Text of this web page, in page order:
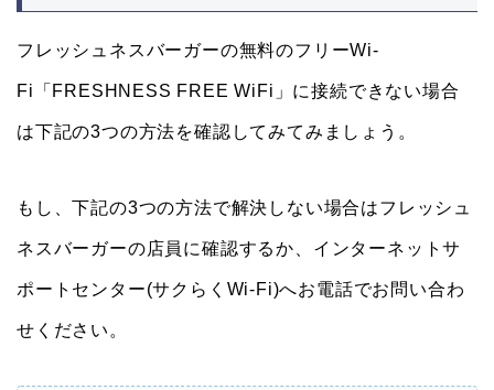
フレッシュネスバーガーの無料のフリーWi-
Fi「FRESHNESS FREE WiFi」に接続できない場合
は下記の3つの方法を確認してみてみましょう。
もし、下記の3つの方法で解決しない場合はフレッシュ
ネスバーガーの店員に確認するか、インターネットサ
ポートセンター(サクらくWi-Fi)へお電話でお問い合わ
せください。